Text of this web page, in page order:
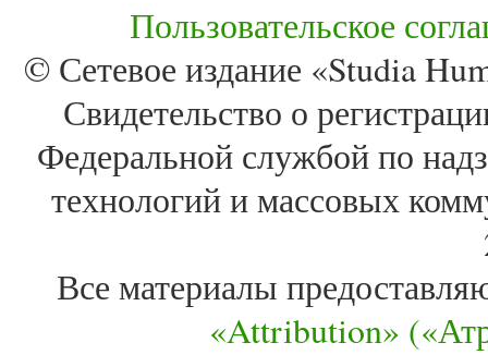
Пользовательское
© Сетевое издание «Studia
Свидетельство о
Федеральной службой по
технологий и массовых
Все материалы
«Attribution»